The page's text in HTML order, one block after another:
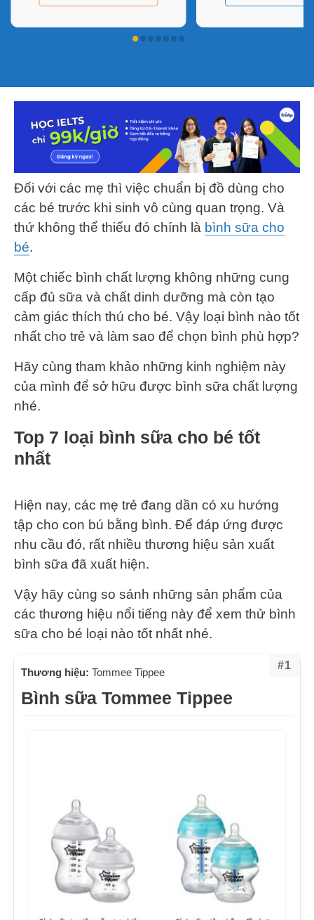
Đối với các mẹ thì việc chuẩn bị đồ dùng cho
các bé trước khi sinh vô cùng quan trọng. Và
thứ không thể thiếu đó chính là bình sữa cho
bé.
Một chiếc bình chất lượng không những cung
cấp đủ sữa và chất dinh dưỡng mà còn tạo
cảm giác thích thú cho bé. Vậy loại bình nào tốt
nhất cho trẻ và làm sao để chọn bình phù hợp?
Hãy cùng tham khảo những kinh nghiệm này
của mình để sở hữu được bình sữa chất lượng
nhé.
Top 7 loại bình sữa cho bé tốt
nhất
Hiện nay, các mẹ trẻ đang dần có xu hướng
tập cho con bú bằng bình. Để đáp ứng được
nhu cầu đó, rất nhiều thương hiệu sản xuất
bình sữa đã xuất hiện.
Vậy hãy cùng so sánh những sản phẩm của
các thương hiệu nổi tiếng này để xem thử bình
sữa cho bé loại nào tốt nhất nhé.
#1
Thương hiệu: Tommee Tippee
Bình sữa Tommee Tippee